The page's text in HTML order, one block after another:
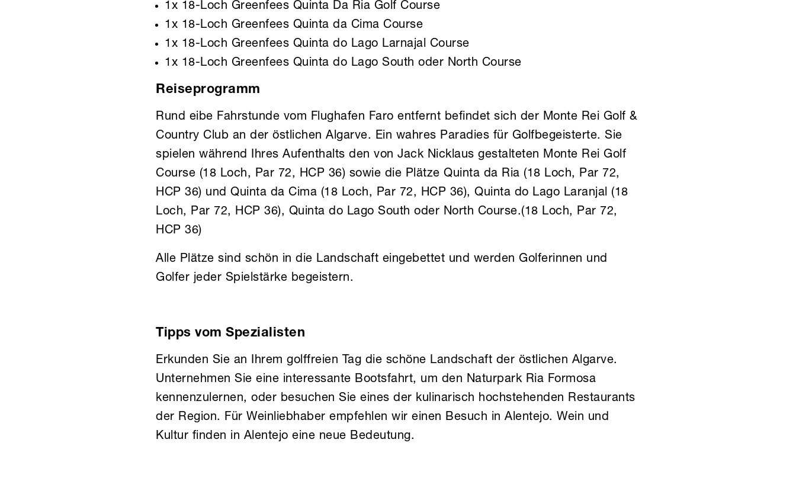
1x 18-Loch Greenfees Quinta Da Ria Golf Course
1x 18-Loch Greenfees Quinta da Cima Course
1x 18-Loch Greenfees Quinta do Lago Larnajal Course
1x 18-Loch Greenfees Quinta do Lago South oder North Course
Reiseprogramm
Rund eibe Fahrstunde vom Flughafen Faro entfernt befindet sich der Monte Rei Golf &
Country Club an der östlichen Algarve. Ein wahres Paradies für Golfbegeisterte. Sie
spielen während Ihres Aufenthalts den von Jack Nicklaus gestalteten Monte Rei Golf
Course (18 Loch, Par 72, HCP 36) sowie die Plätze Quinta da Ria (18 Loch, Par 72,
HCP 36) und Quinta da Cima (18 Loch, Par 72, HCP 36), Quinta do Lago Laranjal (18
Loch, Par 72, HCP 36), Quinta do Lago South oder North Course.(18 Loch, Par 72,
HCP 36)
Alle Plätze sind schön in die Landschaft eingebettet und werden Golferinnen und
Golfer jeder Spielstärke begeistern.
Tipps vom Spezialisten
Erkunden Sie an Ihrem golffreien Tag die schöne Landschaft der östlichen Algarve.
Unternehmen Sie eine interessante Bootsfahrt, um den Naturpark Ria Formosa
kennenzulernen, oder besuchen Sie eines der kulinarisch hochstehenden Restaurants
der Region. Für Weinliebhaber empfehlen wir einen Besuch in Alentejo. Wein und
Kultur finden in Alentejo eine neue Bedeutung.